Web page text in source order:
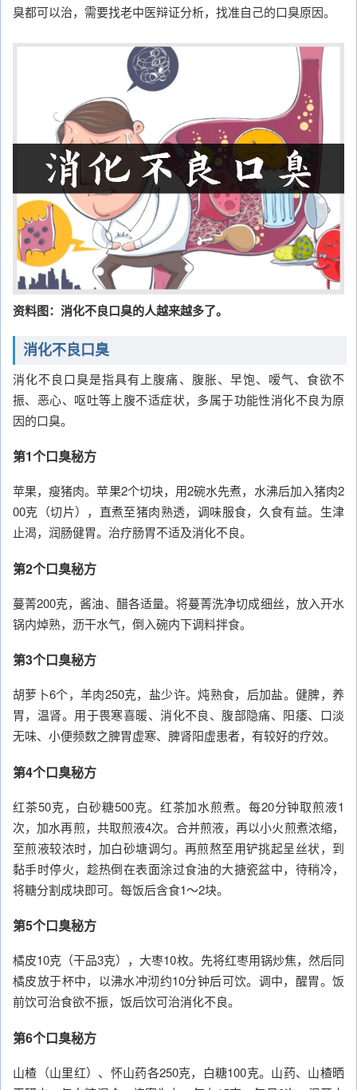
臭都可以治，需要找老中医辩证分析，找准自己的口臭原因。
资料图：消化不良口臭的人越来越多了。
消化不良口臭
消化不良口臭是指具有上腹痛、腹胀、早饱、嗳气、食欲不
振、恶心、呕吐等上腹不适症状，多属于功能性消化不良为原
因的口臭。
第1个口臭秘方
苹果，瘦猪肉。苹果2个切块，用2碗水先煮，水沸后加入猪肉2
00克（切片），直煮至猪肉熟透，调味服食，久食有益。生津
止渴，润肠健胃。治疗肠胃不适及消化不良。
第2个口臭秘方
蔓菁200克，酱油、醋各适量。将蔓菁洗净切成细丝，放入开水
锅内焯熟，沥干水气，倒入碗内下调料拌食。
第3个口臭秘方
胡萝卜6个，羊肉250克，盐少许。炖熟食，后加盐。健脾，养
胃，温肾。用于畏寒喜暖、消化不良、腹部隐痛、阳痿、口淡
无味、小便频数之脾胃虚寒、脾肾阳虚患者，有较好的疗效。
第4个口臭秘方
红茶50克，白砂糖500克。红茶加水煎煮。每20分钟取煎液1
次，加水再煎，共取煎液4次。合并煎液，再以小火煎煮浓缩，
至煎液较浓时，加白砂塘调匀。再煎熬至用铲挑起呈丝状，到
黏手时停火，趁热倒在表面涂过食油的大搪瓷盆中，待稍冷，
将糖分割成块即可。每饭后含食1～2块。
第5个口臭秘方
橘皮10克（干品3克），大枣10枚。先将红枣用锅炒焦，然后同
橘皮放于杯中，以沸水冲沏约10分钟后可饮。调中，醒胃。饭
前饮可治食欲不振，饭后饮可治消化不良。
第6个口臭秘方
山楂（山里红）、怀山药各250克，白糖100克。山药、山楂晒